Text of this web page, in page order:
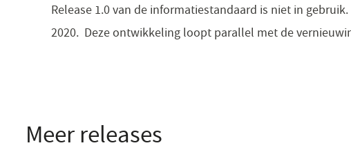
nieuw
venster)
Release 1.0 van de informatiestandaard is niet in
2020. Deze ontwikkeling loopt parallel met de
Meer releases